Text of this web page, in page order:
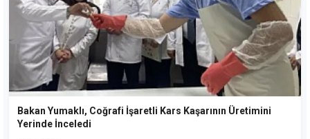
Bakan Yumaklı, Coğrafi İşaretli Kars Kaşarının Üretimini
Yerinde İnceledi